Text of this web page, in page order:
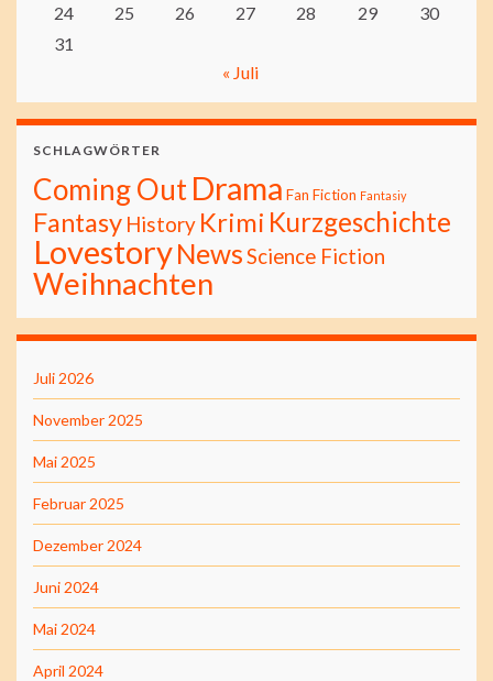
24
25 26 27 28 29
30
31
« Juli
SCHLAGWÖRTER
Coming OutDrama Fan Fiction Fantasiy
Fantasy History Krimi Kurzgeschichte
LovestoryNewsScience Fiction
Weihnachten
Juli 2026
November 2025
Mai 2025
Februar 2025
Dezember 2024
Juni 2024
Mai 2024
April 2024